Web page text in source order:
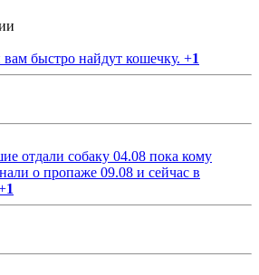
быстро найдут кошечку. +1
отдали собаку 04.08 пока кому
о пропаже 09.08 и сейчас в
1